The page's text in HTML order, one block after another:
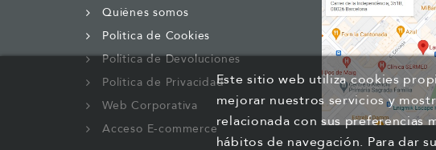
Quiénes somos
Politica de Cookies
Política de Devoluciones
Política de Privacidad
Web Corporativa
Acceso E-commerce
Este sitio web utiliza cookies
mejorar nuestros servicios y
relacionada con sus preferencias
hábitos de navegación. Para dar